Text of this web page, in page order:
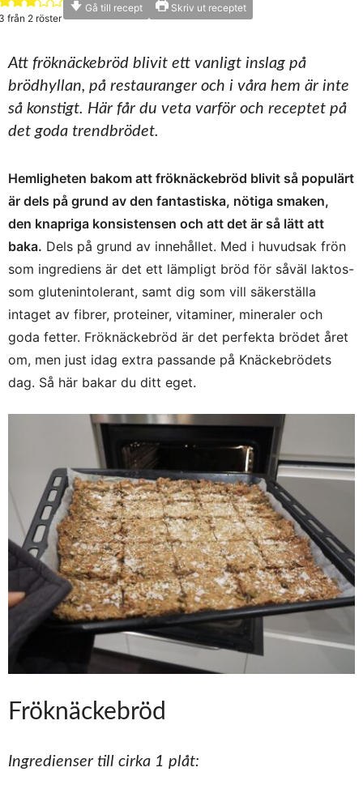
från 2 röster
Gå till recept Skriv ut receptet
Att fröknäckebröd blivit ett vanligt inslag på
brödhyllan, på restauranger och i våra hem är inte
så konstigt. Här får du veta varför och receptet på
det goda trendbrödet.
Hemligheten bakom att fröknäckebröd blivit så populärt
är dels på grund av den fantastiska, nötiga smaken,
den knapriga konsistensen och att det är så lätt att
baka. Dels på grund av innehållet. Med i huvudsak frön
som ingrediens är det ett lämpligt bröd för såväl laktos-
som glutenintolerant, samt dig som vill säkerställa
intaget av fibrer, proteiner, vitaminer, mineraler och
goda fetter. Fröknäckebröd är det perfekta brödet året
om, men just idag extra passande på Knäckebrödets
dag. Så här bakar du ditt eget.
Fröknäckebröd
Ingredienser till cirka 1 plåt: